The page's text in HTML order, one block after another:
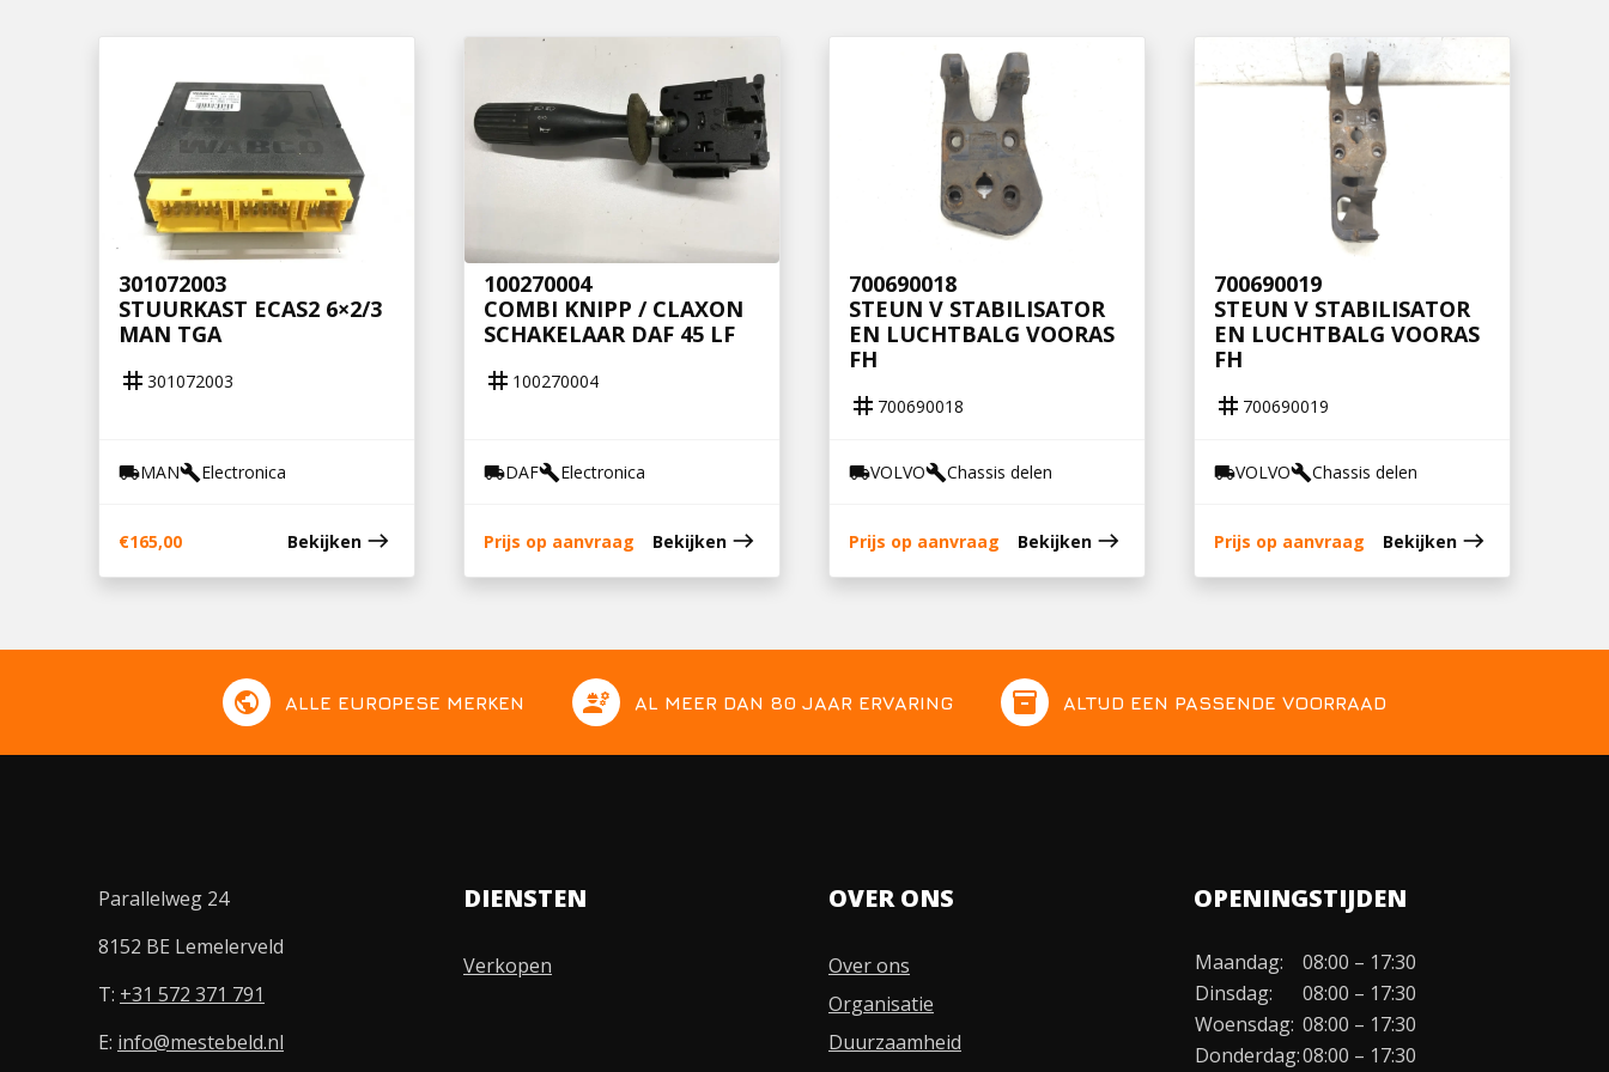
301072003
STUURKAST ECAS2 6×2/3
MAN TGA
tag 301072003
local_shippingMANbuildElectronica
€165,00 Bekijken east
100270004
COMBI KNIPP / CLAXON
SCHAKELAAR DAF 45 LF
tag 100270004
local_shippingDAFbuildElectronica
Prijs op aanvraag Bekijken east
700690018
STEUN V STABILISATOR
EN LUCHTBALG VOORAS
FH
tag 700690018
local_shippingVOLVObuildChassis delen
Prijs op aanvraag Bekijken east
700690019
STEUN V STABILISATOR
EN LUCHTBALG VOORAS
FH
tag 700690019
local_shippingVOLVObuildChassis delen
Prijs op aanvraag Bekijken east
public ALLE EUROPESE MERKEN engineering AL MEER DAN 80 JAAR ERVARING inventory ALTIJD EEN PASSENDE VOORRAAD
Parallelweg 24
8152 BE Lemelerveld
T: +31 572 371 791
E: info@mestebeld.nl
DIENSTEN
Verkopen
OVER ONS
Over ons
Organisatie
Duurzaamheid
OPENINGSTIJDEN
Maandag:
08:00 – 17:30
Dinsdag:
08:00 – 17:30
Woensdag: 08:00 – 17:30
Donderdag:08:00 – 17:30